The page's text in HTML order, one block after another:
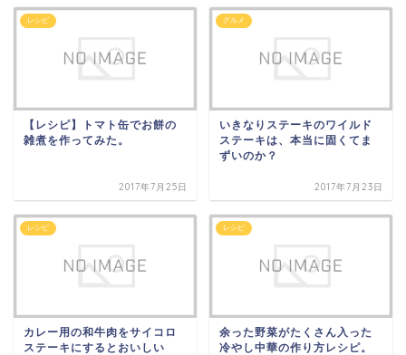
レシピ
【レシピ】トマト缶でお餅の
雑煮を作ってみた。
2017年7月25日
グルメ
いきなりステーキのワイルド
ステーキは、本当に固くてま
ずいのか？
2017年7月23日
レシピ
カレー用の和牛肉をサイコロ
ステーキにするとおいしい
レシピ
余った野菜がたくさん入った
冷やし中華の作り方レシピ。